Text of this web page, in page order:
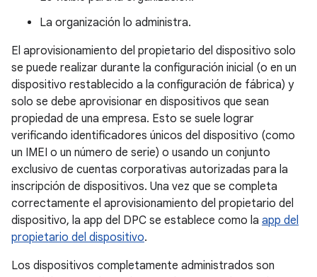
La organización lo administra.
El aprovisionamiento del propietario del dispositivo solo
se puede realizar durante la configuración inicial (o en un
dispositivo restablecido a la configuración de fábrica) y
solo se debe aprovisionar en dispositivos que sean
propiedad de una empresa. Esto se suele lograr
verificando identificadores únicos del dispositivo (como
un IMEI o un número de serie) o usando un conjunto
exclusivo de cuentas corporativas autorizadas para la
inscripción de dispositivos. Una vez que se completa
correctamente el aprovisionamiento del propietario del
dispositivo, la app del DPC se establece como la app del
propietario del dispositivo.
Los dispositivos completamente administrados son